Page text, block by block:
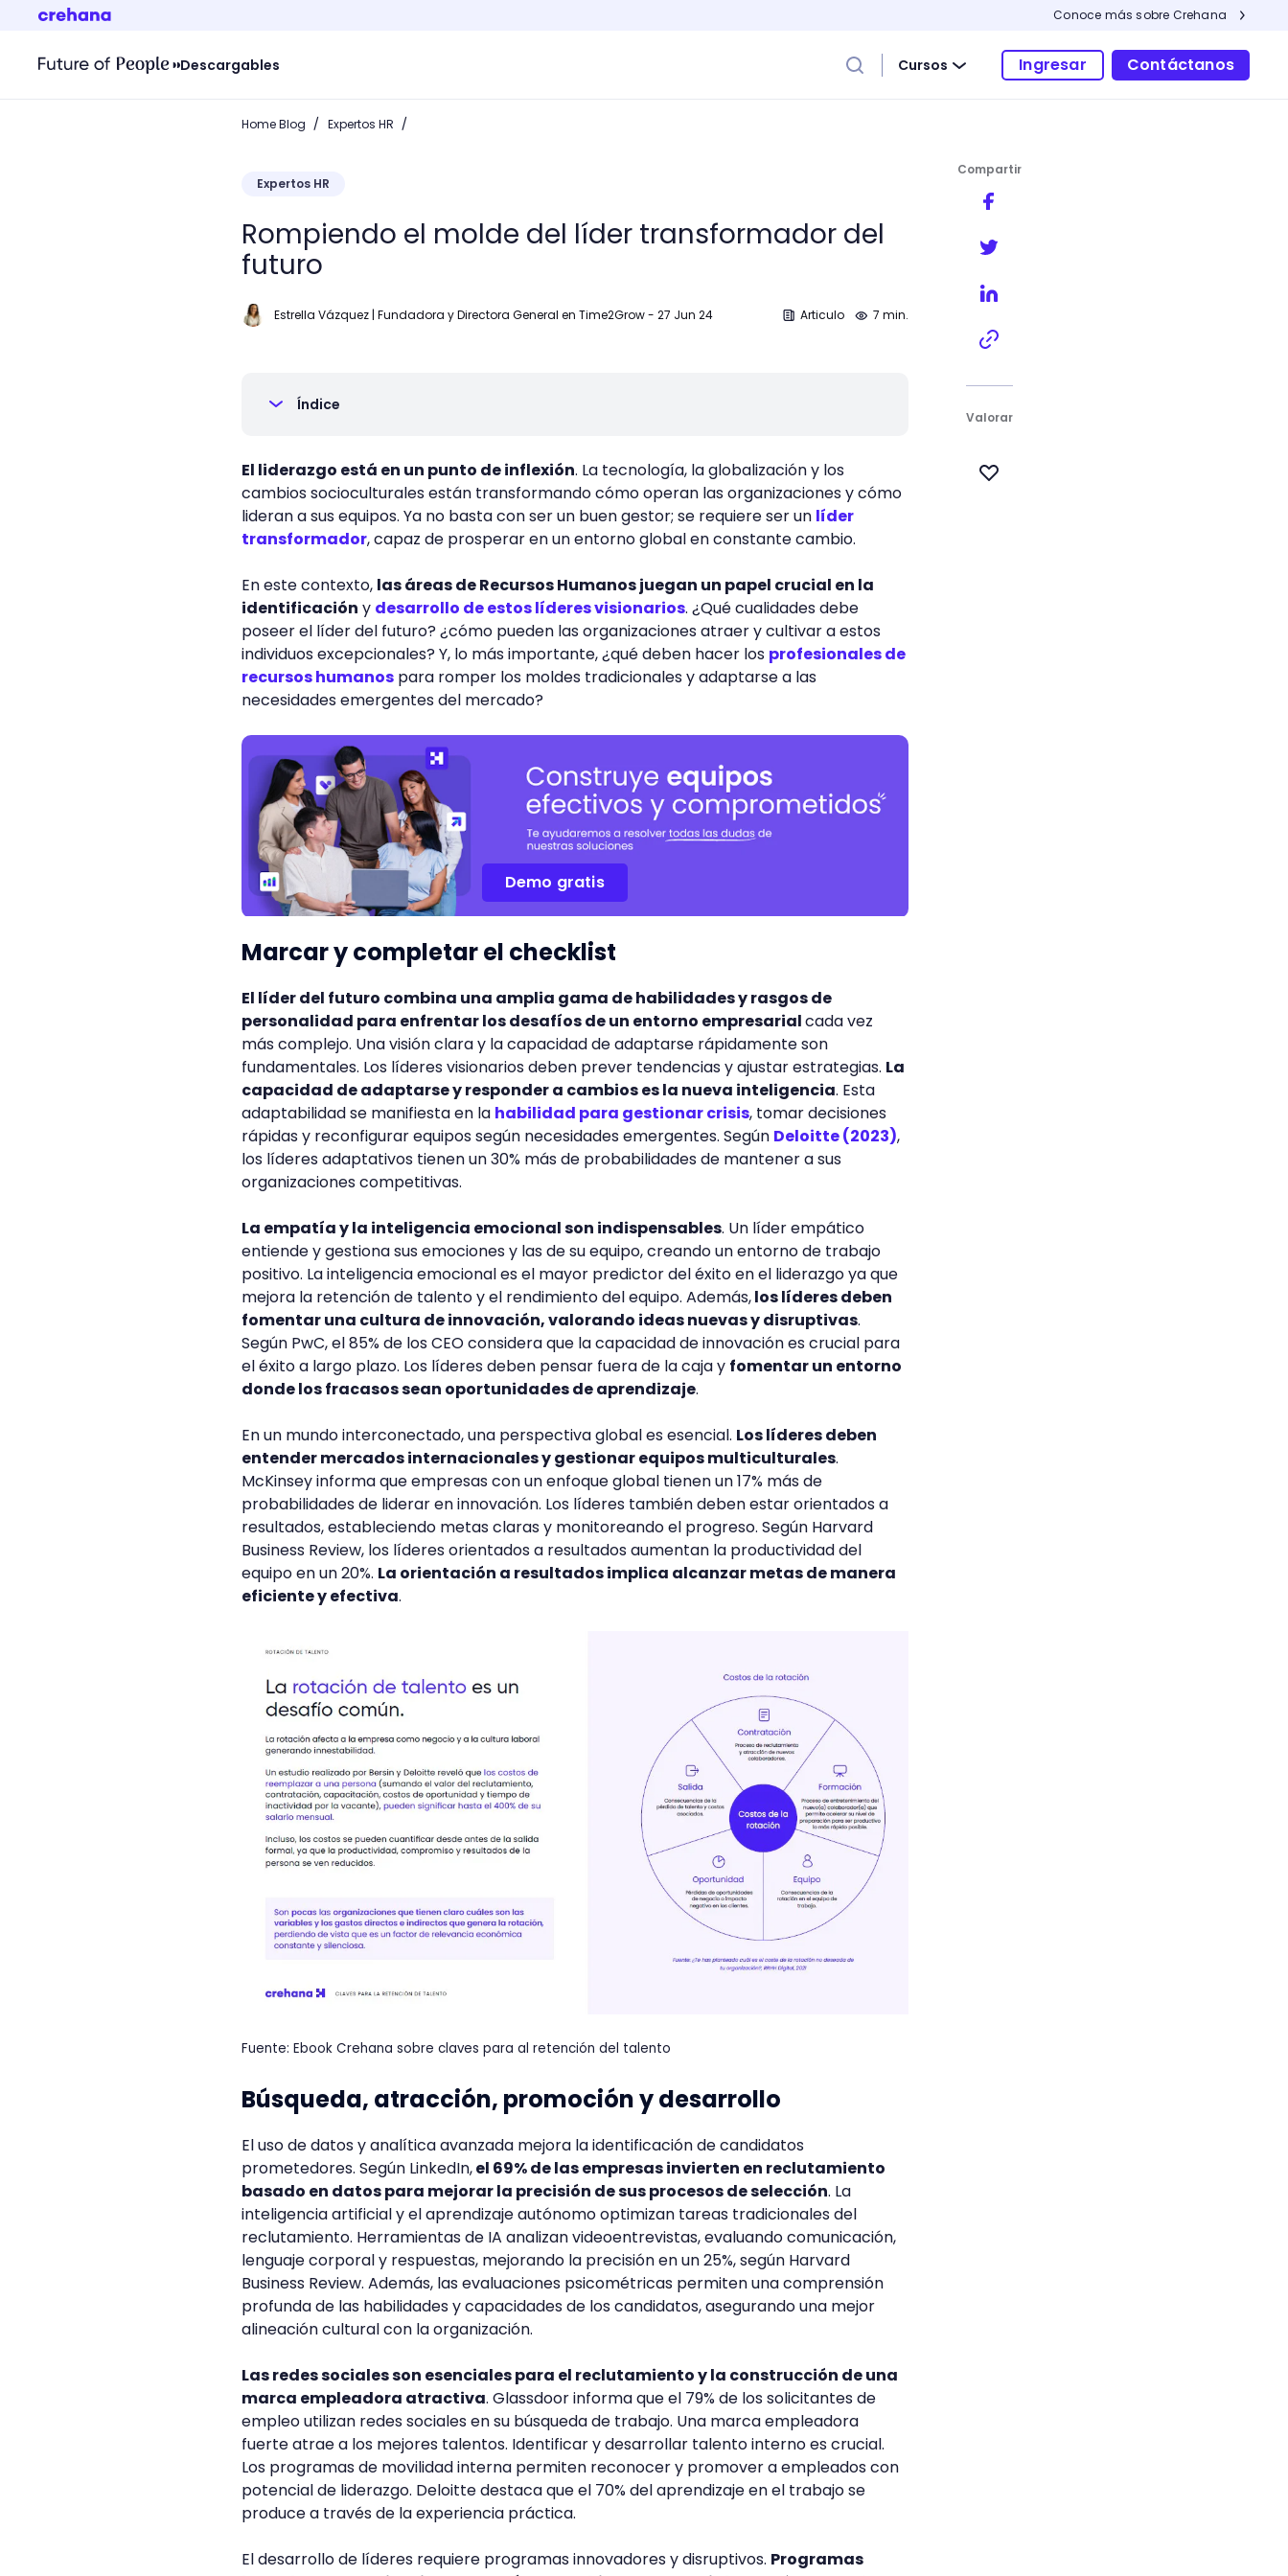
Conoce más sobre Crehana
Descargables Cursos Ingresar Contáctanos
Home Blog / Expertos HR /
Expertos HR
Rompiendo el molde del líder transformador del
futuro
Estrella Vázquez | Fundadora y Directora General en Time2Grow- 27 Jun 24 Articulo 7 min.
Índice
El liderazgo está en un punto de inflexión. La tecnología, la globalización y los
cambios socioculturales están transformando cómo operan las organizaciones y cómo
lideran a sus equipos. Ya no basta con ser un buen gestor; se requiere ser un líder
transformador, capaz de prosperar en un entorno global en constante cambio.
En este contexto, las áreas de Recursos Humanos juegan un papel crucial en la
identificación y desarrollo de estos líderes visionarios. ¿Qué cualidades debe
poseer el líder del futuro? ¿cómo pueden las organizaciones atraer y cultivar a estos
individuos excepcionales? Y, lo más importante, ¿qué deben hacer los profesionales de
recursos humanos para romper los moldes tradicionales y adaptarse a las
necesidades emergentes del mercado?
Demo gratis
Marcar y completar el checklist
El líder del futuro combina una amplia gama de habilidades y rasgos de
personalidad para enfrentar los desafíos de un entorno empresarialcada vez
más complejo. Una visión clara y la capacidad de adaptarse rápidamente son
fundamentales. Los líderes visionarios deben prever tendencias y ajustar estrategias. La
capacidad de adaptarse y responder a cambios es la nueva inteligencia. Esta
adaptabilidad se manifiesta en la habilidad para gestionar crisis, tomar decisiones
rápidas y reconfigurar equipos según necesidades emergentes. Según Deloitte (2023),
los líderes adaptativos tienen un 30% más de probabilidades de mantener a sus
organizaciones competitivas.
La empatía y la inteligencia emocional son indispensables. Un líder empático
entiende y gestiona sus emociones y las de su equipo, creando un entorno de trabajo
positivo. La inteligencia emocional es el mayor predictor del éxito en el liderazgo ya que
mejora la retención de talento y el rendimiento del equipo. Además,los líderes deben
fomentar una cultura de innovación, valorando ideas nuevas y disruptivas.
Según PwC, el 85% de los CEO considera que la capacidad de innovación es crucial para
el éxito a largo plazo. Los líderes deben pensar fuera de la caja y fomentar un entorno
donde los fracasos sean oportunidades de aprendizaje.
En un mundo interconectado, una perspectiva global es esencial. Los líderes deben
entender mercados internacionales y gestionar equipos multiculturales.
McKinsey informa que empresas con un enfoque global tienen un 17% más de
probabilidades de liderar en innovación. Los líderes también deben estar orientados a
resultados, estableciendo metas claras y monitoreando el progreso. Según Harvard
Business Review, los líderes orientados a resultados aumentan la productividad del
equipo en un 20%. La orientación a resultados implica alcanzar metas de manera
eficiente y efectiva.
Fuente: Ebook Crehana sobre claves para al retención del talento
Búsqueda, atracción, promoción y desarrollo
El uso de datos y analítica avanzada mejora la identificación de candidatos
prometedores. Según LinkedIn,el 69% de las empresas invierten en reclutamiento
basado en datos para mejorar la precisión de sus procesos de selección. La
inteligencia artificial y el aprendizaje autónomo optimizan tareas tradicionales del
reclutamiento. Herramientas de IA analizan videoentrevistas, evaluando comunicación,
lenguaje corporal y respuestas, mejorando la precisión en un 25%, según Harvard
Business Review. Además, las evaluaciones psicométricas permiten una comprensión
profunda de las habilidades y capacidades de los candidatos, asegurando una mejor
alineación cultural con la organización.
Las redes sociales son esenciales para el reclutamiento y la construcción de una
marca empleadora atractiva. Glassdoor informa que el 79% de los solicitantes de
empleo utilizan redes sociales en su búsqueda de trabajo. Una marca empleadora
fuerte atrae a los mejores talentos. Identificar y desarrollar talento interno es crucial.
Los programas de movilidad interna permiten reconocer y promover a empleados con
potencial de liderazgo. Deloitte destaca que el 70% del aprendizaje en el trabajo se
produce a través de la experiencia práctica.
El desarrollo de líderes requiere programas innovadores y disruptivos. Programas
Compartir
Valorar